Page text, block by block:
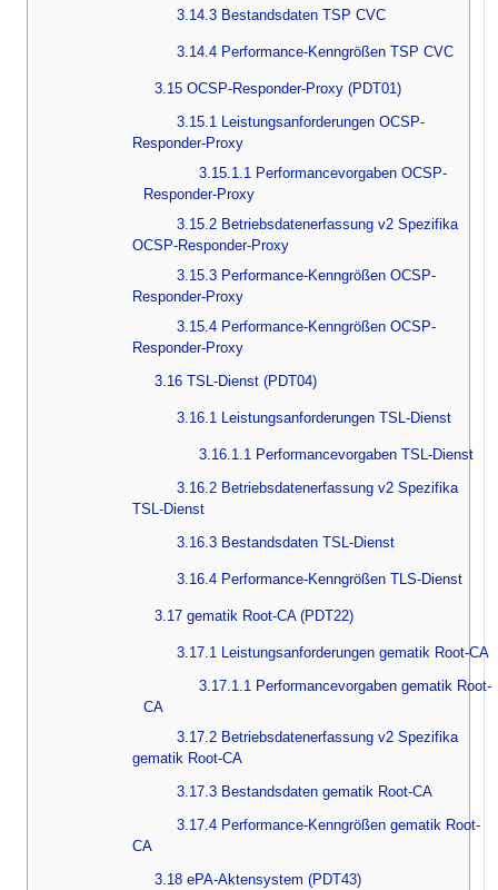
3.14.3 Bestandsdaten TSP CVC
3.14.4 Performance-Kenngrößen TSP CVC
3.15 OCSP-Responder-Proxy (PDT01)
3.15.1 Leistungsanforderungen OCSP-
Responder-Proxy
3.15.1.1 Performancevorgaben OCSP-
Responder-Proxy
3.15.2 Betriebsdatenerfassung v2 Spezifika
OCSP-Responder-Proxy
3.15.3 Performance-Kenngrößen OCSP-
Responder-Proxy
3.15.4 Performance-Kenngrößen OCSP-
Responder-Proxy
3.16 TSL-Dienst (PDT04)
3.16.1 Leistungsanforderungen TSL-Dienst
3.16.1.1 Performancevorgaben TSL-Dienst
3.16.2 Betriebsdatenerfassung v2 Spezifika
TSL-Dienst
3.16.3 Bestandsdaten TSL-Dienst
3.16.4 Performance-Kenngrößen TLS-Dienst
3.17 gematik Root-CA (PDT22)
3.17.1 Leistungsanforderungen gematik Root-CA
3.17.1.1 Performancevorgaben gematik Root-
CA
3.17.2 Betriebsdatenerfassung v2 Spezifika
gematik Root-CA
3.17.3 Bestandsdaten gematik Root-CA
3.17.4 Performance-Kenngrößen gematik Root-
CA
3.18 ePA-Aktensystem (PDT43)